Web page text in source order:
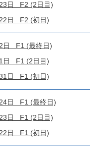
日 F2 (2日目)
日 F2 (初日)
日 F1 (最終日)
日 F1 (2日目)
日 F1 (初日)
日 F1 (最終日)
日 F1 (2日目)
日 F1 (初日)